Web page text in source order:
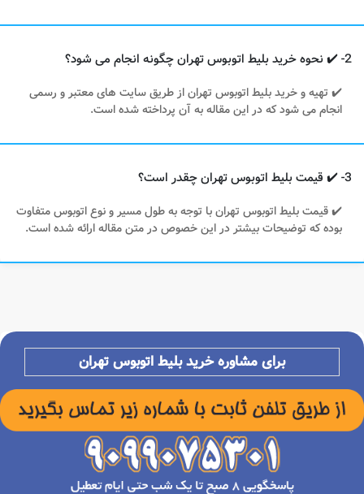
2- ✔️ نحوه خرید بلیط اتوبوس تهران چگونه انجام می شود؟
✔️ تهیه و خرید بلیط اتوبوس تهران از طریق سایت های معتبر و رسمی
انجام می شود که در این مقاله به آن پرداخته شده است.
3- ✔️ قیمت بلیط اتوبوس تهران چقدر است؟
✔️ قیمت بلیط اتوبوس تهران با توجه به طول مسیر و نوع اتوبوس متفاوت
بوده که توضیحات بیشتر در این خصوص در متن مقاله ارائه شده است.
برای مشاوره خرید بلیط اتوبوس تهران